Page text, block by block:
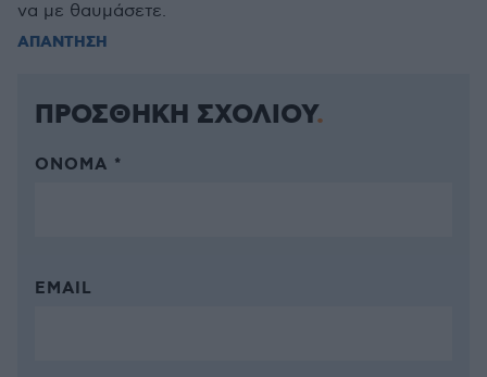
να με θαυμάσετε.
ΑΠΑΝΤΗΣΗ
ΠΡΟΣΘΗΚΗ ΣΧΟΛΙΟΥ
ΌΝΟΜΑ *
EMAIL